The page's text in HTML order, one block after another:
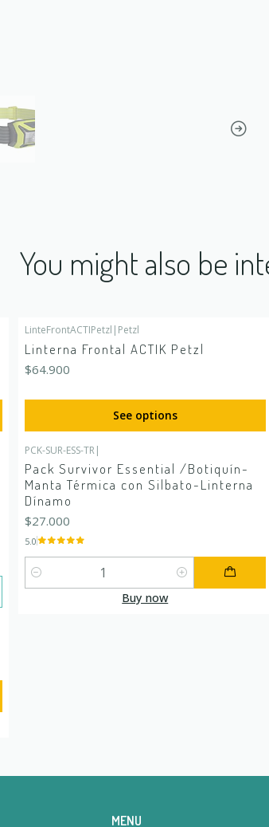
You might also be
LinteFrontACTIPetzl | Petzl
Linterna Frontal ACTIK Petzl
$64.900
See options
PCK-SUR-ESS-TR|
Pack Survivor Essential /Botiquín-
Manta Térmica con Silbato-Linterna
Dínamo
$27.000
5.0
Quantity
Buy now
MENU